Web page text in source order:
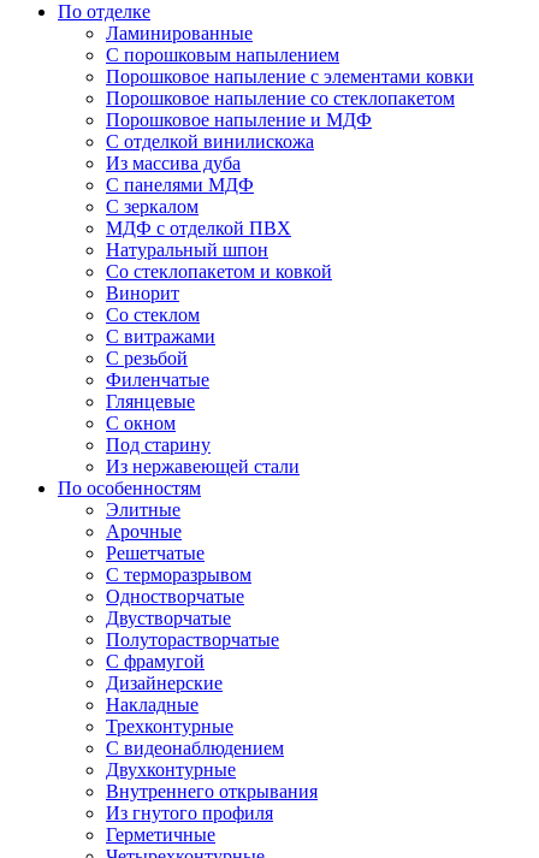
По отделке
Ламинированные
С порошковым напылением
Порошковое напыление с элементами ковки
Порошковое напыление со стеклопакетом
Порошковое напыление и МДФ
С отделкой винилискожа
Из массива дуба
С панелями МДФ
С зеркалом
МДФ с отделкой ПВХ
Натуральный шпон
Со стеклопакетом и ковкой
Винорит
Со стеклом
С витражами
С резьбой
Филенчатые
Глянцевые
С окном
Под старину
Из нержавеющей стали
По особенностям
Элитные
Арочные
Решетчатые
С терморазрывом
Одностворчатые
Двустворчатые
Полуторастворчатые
С фрамугой
Дизайнерские
Накладные
Трехконтурные
С видеонаблюдением
Двухконтурные
Внутреннего открывания
Из гнутого профиля
Герметичные